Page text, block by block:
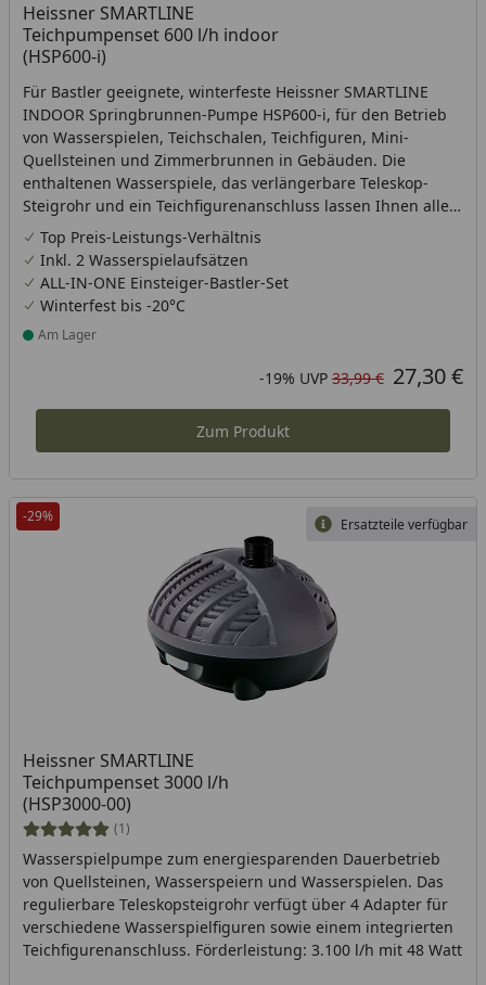
Heissner SMARTLINE
Teichpumpenset 600 l/h indoor
(HSP600-i)
Für Bastler geeignete, winterfeste Heissner SMARTLINE
INDOOR Springbrunnen-Pumpe HSP600-i, für den Betrieb
von Wasserspielen, Teichschalen, Teichfiguren, Mini-
Quellsteinen und Zimmerbrunnen in Gebäuden. Die
enthaltenen Wasserspiele, das verlängerbare Teleskop-
Steigrohr und ein Teichfigurenanschluss lassen Ihnen alle
Möglichkeiten offen, um Ihrer Kreativität freien Lauf zu
lassen. Eine Figur kann anstatt der Wasserspiele am
Steigrohr angeschlossen werden. Förderleistung: 600 l/h
mit 8 WattFörderhöhe: ca. 1,10 m
Top Preis-Leistungs-Verhältnis
Inkl. 2 Wasserspielaufsätzen
ALL-IN-ONE Einsteiger-Bastler-Set
Winterfest bis -20°C
Produkt am Lager
Am Lager
Rabatt in Prozent
-19%
Ursprünglicher Preis
UVP 33,99 €
Aktueller Preis 27,30 €
Zum Produkt
-29% Ersatzteile verfügbar
Heissner SMARTLINE
Teichpumpenset 3000 l/h
(HSP3000-00)
(1)
Wasserspielpumpe zum energiesparenden Dauerbetrieb
von Quellsteinen, Wasserspeiern und Wasserspielen. Das
regulierbare Teleskopsteigrohr verfügt über 4 Adapter für
verschiedene Wasserspielfiguren sowie einem integrierten
Teichfigurenanschluss. Förderleistung: 3.100 l/h mit 48 Watt